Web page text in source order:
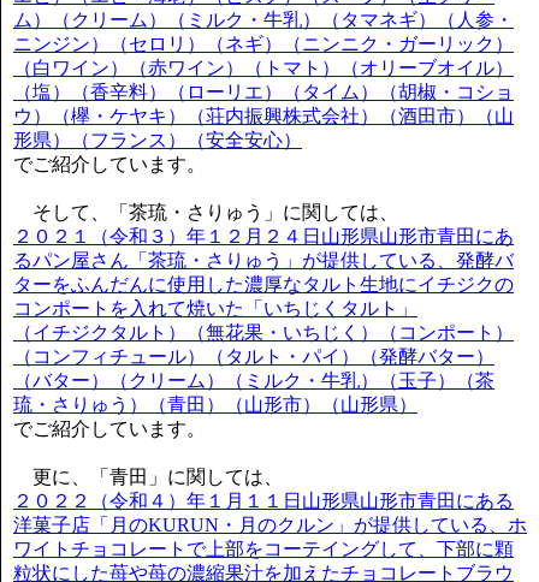
ム）（クリーム）（ミルク・牛乳）（タマネギ）（人参・
ニンジン）（セロリ）（ネギ）（ニンニク・ガーリック）
（白ワイン）（赤ワイン）（トマト）（オリーブオイル）
（塩）（香辛料）（ローリエ）（タイム）（胡椒・コショ
ウ）（欅・ケヤキ）（荘内振興株式会社）（酒田市）（山
形県）（フランス）（安全安心）
でご紹介しています。
そして、「茶琉・さりゅう」に関しては、
２０２１（令和３）年１２月２４日山形県山形市青田にあ
るパン屋さん「茶琉・さりゅう」が提供している、発酵バ
ターをふんだんに使用した濃厚なタルト生地にイチジクの
コンポートを入れて焼いた「いちじくタルト」
（イチジクタルト）（無花果・いちじく）（コンポート）
（コンフィチュール）（タルト・パイ）（発酵バター）
（バター）（クリーム）（ミルク・牛乳）（玉子）（茶
琉・さりゅう）（青田）（山形市）（山形県）
でご紹介しています。
更に、「青田」に関しては、
２０２２（令和４）年１月１１日山形県山形市青田にある
洋菓子店「月のKURUN・月のクルン」が提供している、ホ
ワイトチョコレートで上部をコーテイングして、下部に顆
粒状にした苺や苺の濃縮果汁を加えたチョコレートブラウ